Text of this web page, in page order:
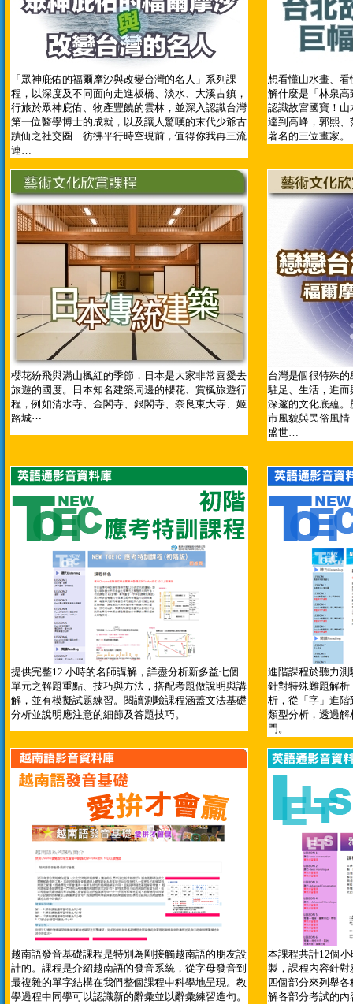
「眾神庇佑的福爾摩沙與改變台灣的名人」系列課
程，以深度及不同面向走進板橋、淡水、大溪古鎮，
行旅於眾神庇佑、物產豐饒的雲林，並深入認識台灣
第一位醫學博士的成就，以及讓人驚嘆的末代少爺古
蹟仙之社交圈…彷彿平行時空現前，值得你我再三流
連…
想看懂山水畫、
解什麼是「林泉
認識故宮國寶！
達到高峰，郭熙
著名的三位畫家。
櫻花紛飛與滿山楓紅的季節，日本是大家非常喜愛去
旅遊的國度。日本知名建築周邊的櫻花、賞楓旅遊行
程，例如清水寺、金閣寺、銀閣寺、奈良東大寺、姬
路城⋯
台灣是個很特殊
駐足、生活，進
深邃的文化底蘊
市風貌與民俗風
盛世…
提供完整12 小時的名師講解，詳盡分析新多益七個
單元之解題重點、技巧與方法，搭配考題做說明與講
解，並有模擬試題練習。閱讀測驗課程涵蓋文法基礎
分析並說明應注意的細節及答題技巧。
進階課程於聽力
針對特殊難題解
析，從「字」進
類型分析，透過
門。
越南語發音基礎課程是特別為剛接觸越南語的朋友設
計的。課程是介紹越南語的發音系統，從字母發音到
最複雜的單字結構在我們整個課程中科學地呈現。教
學過程中同學可以認識新的辭彙並以辭彙練習造句。
本課程共計12個
製，課程內容針
四個部分來列舉
解各部分考試的